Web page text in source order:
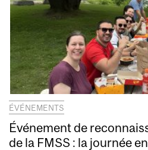
ÉVÉNEMENTS
Événement de
de la FMSS : la journée